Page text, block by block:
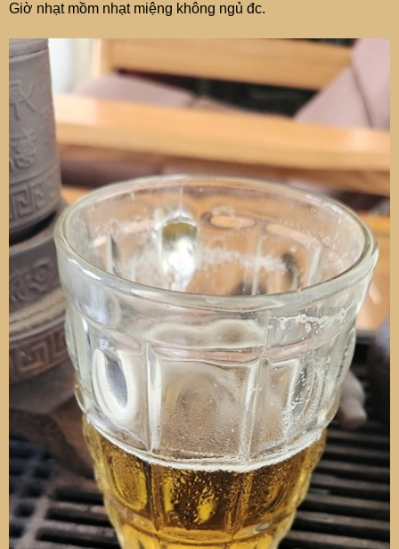
Giờ nhạt mồm nhạt miệng không ngủ đc.